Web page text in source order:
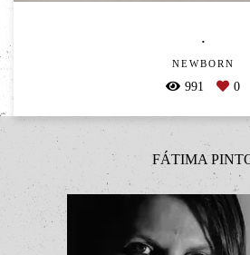
.
NEWBORN
991 0
FÁTIMA